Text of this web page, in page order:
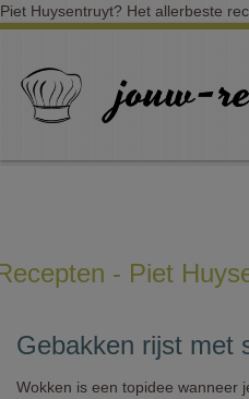
Piet Huysentruyt? Het allerbeste
- Piet
Gebakken rijst met
Wokken is een topidee wanneer